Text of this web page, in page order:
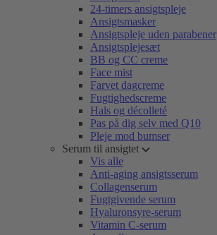
24-timers ansigtspleje
Ansigtsmasker
Ansigtspleje uden parabener
Ansigtsplejesæt
BB og CC creme
Face mist
Farvet dagcreme
Fugtighedscreme
Hals og décolleté
Pas på dig selv med Q10
Pleje mod bumser
Serum til ansigtet
Vis alle
Anti-aging ansigtsserum
Collagenserum
Fugtgivende serum
Hyaluronsyre-serum
Vitamin C-serum